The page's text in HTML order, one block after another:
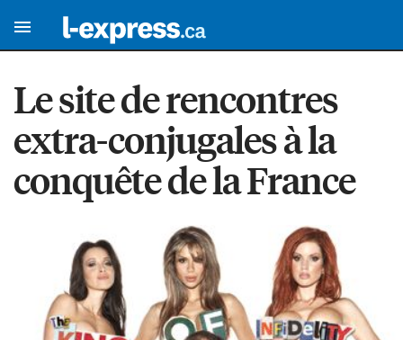
Le site de rencontres
extra-conjugales à la
conquête de la France